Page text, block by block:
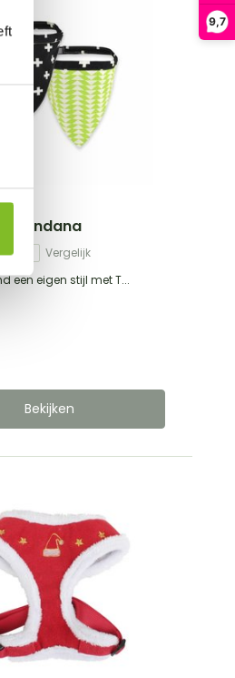
9,7
Bandana
Vergelijk
een eigen stijl met T...
Bekijken